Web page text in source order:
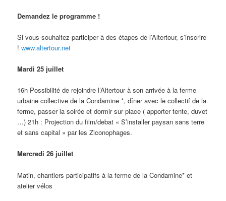
Demandez le programme !
Si vous souhaitez participer à des étapes de l’Altertour, s’inscrire
!www.altertour.net
Mardi 25 juillet
16h Possibilité de rejoindre l’Altertour à son arrivée à la ferme
urbaine collective de la Condamine *, dîner avec le collectif de la
ferme, passer la soirée et dormir sur place ( apporter tente, duvet
…) 21h : Projection du film/debat « S’installer paysan sans terre
et sans capital » par les Ziconophages.
Mercredi 26 juillet
Matin, chantiers participatifs à la ferme de la Condamine* et
atelier vélos